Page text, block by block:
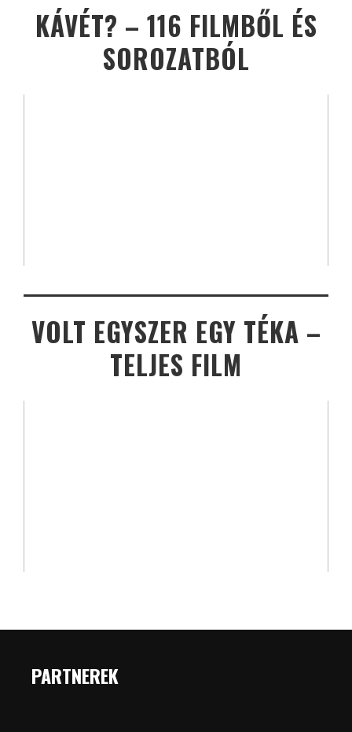
KÁVÉT? – 116 FILMBŐL ÉS
SOROZATBÓL
VOLT EGYSZER EGY TÉKA –
TELJES FILM
PARTNEREK